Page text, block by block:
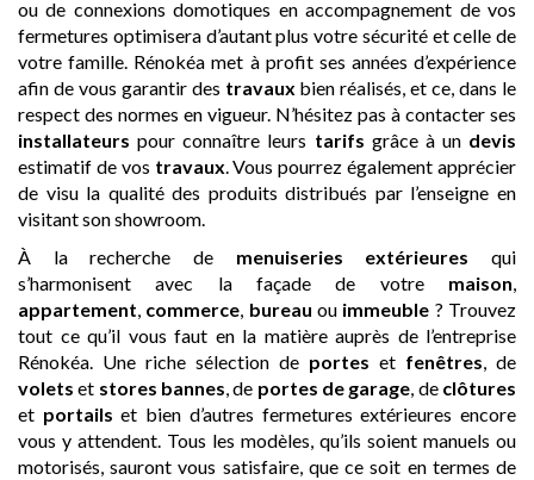
ou de connexions domotiques en accompagnement de vos
fermetures optimisera d’autant plus votre sécurité et celle de
votre famille. Rénokéa met à profit ses années d’expérience
afin de vous garantir des travaux bien réalisés, et ce, dans le
respect des normes en vigueur. N’hésitez pas à contacter ses
installateurs pour connaître leurs tarifs grâce à un devis
estimatif de vos travaux. Vous pourrez également apprécier
de visu la qualité des produits distribués par l’enseigne en
visitant son showroom.
À la recherche de menuiseries extérieures qui
s’harmonisent avec la façade de votre maison,
appartement, commerce, bureau ou immeuble ? Trouvez
tout ce qu’il vous faut en la matière auprès de l’entreprise
Rénokéa. Une riche sélection de portes et fenêtres, de
volets et stores bannes, de portes de garage, de clôtures
et portails et bien d’autres fermetures extérieures encore
vous y attendent. Tous les modèles, qu’ils soient manuels ou
motorisés, sauront vous satisfaire, que ce soit en termes de